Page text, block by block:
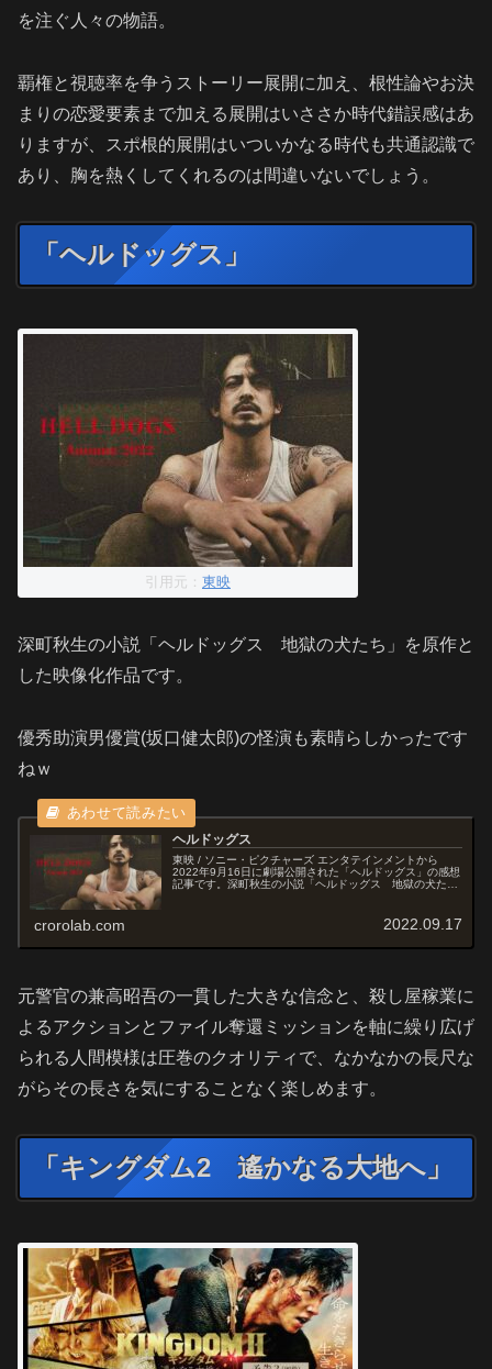
を注ぐ人々の物語。
覇権と視聴率を争うストーリー展開に加え、根性論やお決
まりの恋愛要素まで加える展開はいささか時代錯誤感はあ
りますが、スポ根的展開はいついかなる時代も共通認識で
あり、胸を熱くしてくれるのは間違いないでしょう。
「ヘルドッグス」
引用元： 東映
深町秋生の小説「ヘルドッグス 地獄の犬たち」を原作と
した映像化作品です。
優秀助演男優賞(坂口健太郎)の怪演も素晴らしかったです
ねｗ
ヘルドッグス
東映 / ソニー・ピクチャーズ エンタテインメントから
2022年9月16日に劇場公開された「ヘルドッグス」の感想
記事です。深町秋生の小説「ヘルドッグス 地獄の犬た
crorolab.com 2022.09.17
元警官の兼高昭吾の一貫した大きな信念と、殺し屋稼業に
よるアクションとファイル奪還ミッションを軸に繰り広げ
られる人間模様は圧巻のクオリティで、なかなかの長尺な
がらその長さを気にすることなく楽しめます。
「キングダム2 遙かなる大地へ」